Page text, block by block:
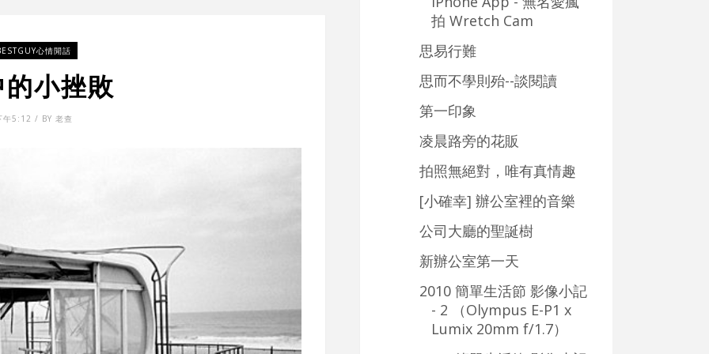
心情閒話
小挫敗
午5:12 / BY 老查
拍 Wretch Cam
思易行難
思而不學則殆--談閱讀
第一印象
凌晨路旁的花販
拍照無絕對，唯有真情趣
[小確幸] 辦公室裡的音樂
公司大廳的聖誕樹
新辦公室第一天
2010 簡單生活節 影像小記
- 2 （Olympus E-P1 x
Lumix 20mm f/1.7）